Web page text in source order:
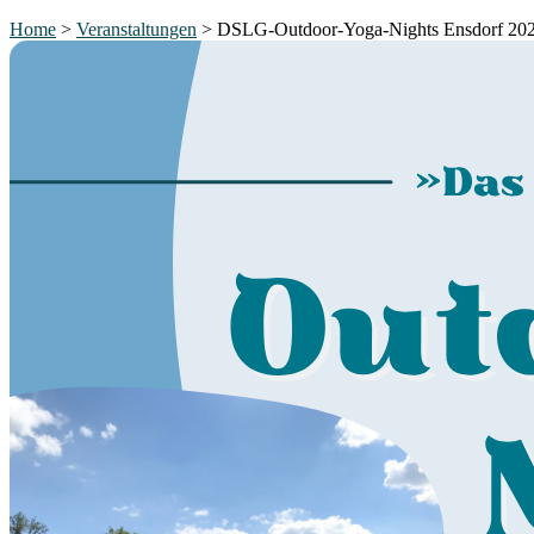
Home > Veranstaltungen > DSLG-Outdoor-Yoga-Nights Ensdorf